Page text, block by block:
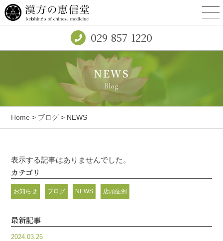
029-857-1220
NEWS
Blog
Home > ブログ > NEWS
表示する記事はありませんでした。
カテゴリ
お知らせ ブログ NEWS 店頭症例
最新記事
2024.03.26